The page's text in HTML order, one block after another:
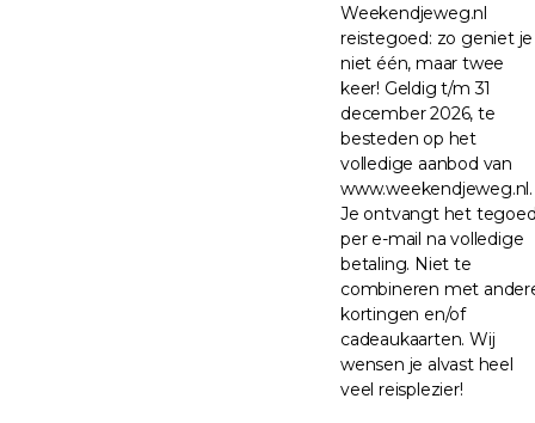
Weekendjeweg.nl
reistegoed: zo geniet je
niet één, maar twee
keer! Geldig t/m 31
december 2026, te
besteden op het
volledige aanbod van
www.weekendjeweg.nl.
Je ontvangt het
per e-mail na volledige
betaling. Niet te
combineren met
kortingen en/of
cadeaukaarten. Wij
wensen je alvast heel
veel reisplezier!